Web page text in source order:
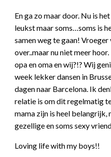
En ga zo maar door. Nu is
leukst maar soms…soms is
samen weg te gaan!
over..maar nu niet meer
opa en oma en wij?!? Wij
week lekker dansen in
dagen naar Barcelona. Ik
relatie is om dit regelmatig
mama zijn is heel belangrijk,
gezellige en soms sexy
Loving life with my boys!!